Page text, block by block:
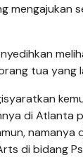
mengajukan
tua yang
di Atlanta
namanya
di bidang